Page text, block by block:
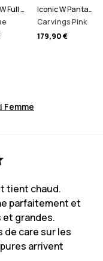
Blizzard W Full Zip Veste Snowboard Femme
Iconic W Pantalon de Snowboard Femme
Carvings Pink
179,90 €
Femme
tient chaud.
parfaitement et
grandes.
de care sur les
arrivent